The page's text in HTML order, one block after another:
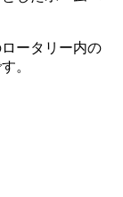
ータリー内の
。